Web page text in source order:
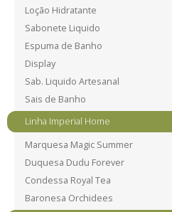
Loção Hidratante
Sabonete Liquido
Espuma de Banho
Display
Sab. Liquido Artesanal
Sais de Banho
Linha Imperial Home
Marquesa Magic Summer
Duquesa Dudu Forever
Condessa Royal Tea
Baronesa Orchidees